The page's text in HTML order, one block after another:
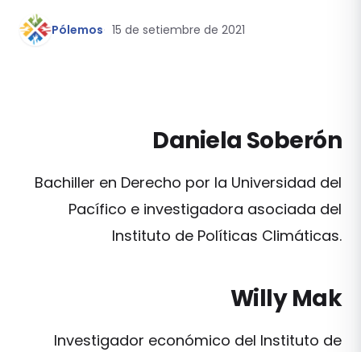
Pólemos 15 de setiembre de 2021
Daniela Soberón
Bachiller en Derecho por la Universidad del
Pacífico e investigadora asociada del
Instituto de Políticas Climáticas.
Willy Mak
Investigador económico del Instituto de